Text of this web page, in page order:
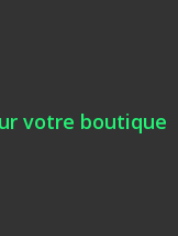
votre boutique